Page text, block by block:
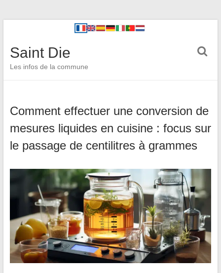
Saint Die
Les infos de la commune
Comment effectuer une conversion de
mesures liquides en cuisine : focus sur
le passage de centilitres à grammes